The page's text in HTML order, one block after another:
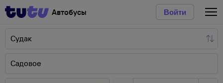
Автобусы Войти